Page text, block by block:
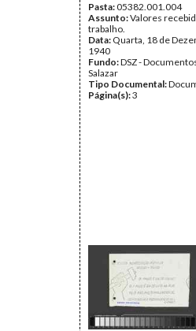
Pasta:05382.001.004
Assunto:Valores
trabalho.
Data: Quarta, 18 de
1940
Fundo:DSZ -
Salazar
Tipo Documental:
Página(s):3